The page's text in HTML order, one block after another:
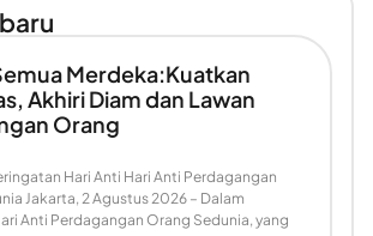
Merdeka:Kuatkan
Akhiri Diam dan Lawan
Orang
Hari Anti Hari Anti Perdagangan
Jakarta, 2 Agustus 2026 – Dalam
Anti Perdagangan Orang Sedunia, yang